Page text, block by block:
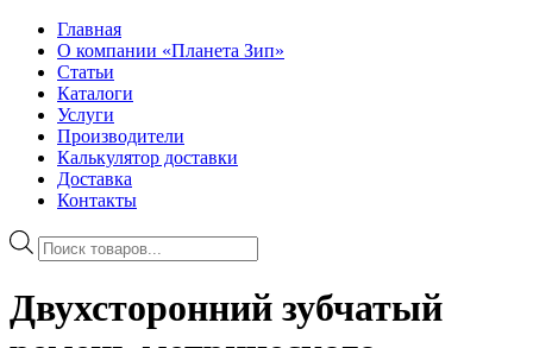
Главная
О компании «Планета Зип»
Статьи
Каталоги
Услуги
Производители
Калькулятор доставки
Доставка
Контакты
Поиск
товаров
Двухсторонний зубчатый